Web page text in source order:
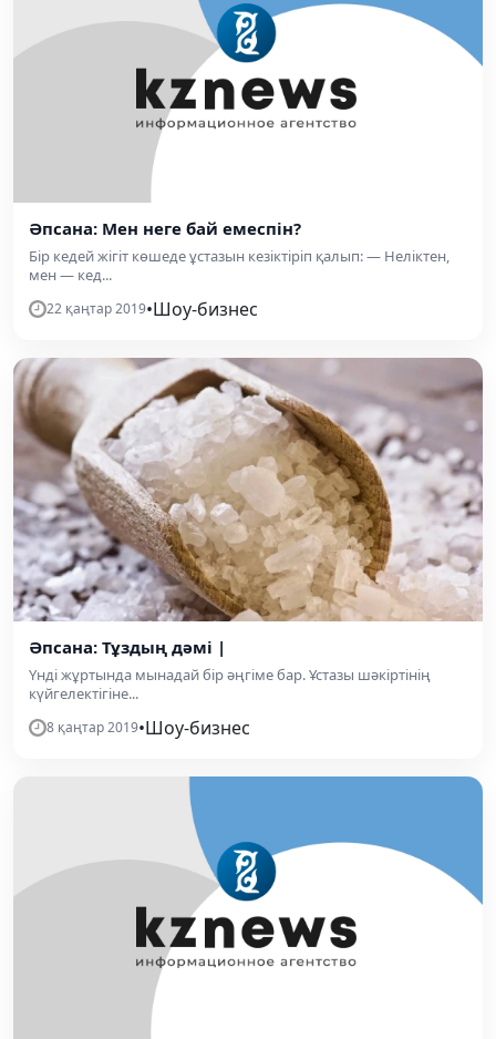
Әпсана: Мен неге бай емеспін?
Бір кедей жігіт көшеде ұстазын кезіктіріп қалып: — Неліктен,
мен — кед...
22 қаңтар 2019•Шоу-бизнес
Әпсана: Тұздың дәмі |
Үнді жұртында мынадай бір әңгіме бар. Ұстазы шәкіртінің
күйгелектігіне...
8 қаңтар 2019•Шоу-бизнес